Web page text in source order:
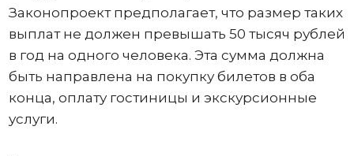
Законопроект предполагает, что размер таких
выплат не должен превышать 50 тысяч рублей
в год на одного человека. Эта сумма должна
быть направлена на покупку билетов в оба
конца, оплату гостиницы и экскурсионные
услуги.